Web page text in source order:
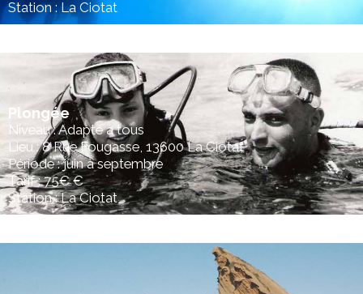
Station : La Ciotat
Plongée
Niveau : Adapté à tous
Lieu : 8 Rue Fougasse, 13600 La Ciotat
Période : juin à septembre
Tarif : 75€ €
Station : La Ciotat